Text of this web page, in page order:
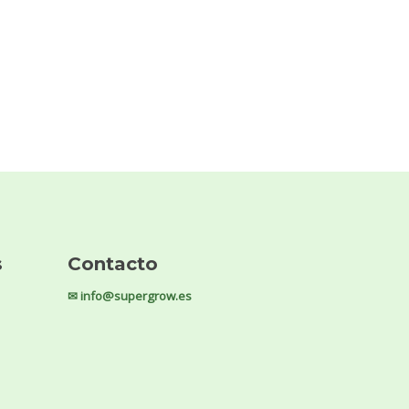
Contacto
✉ info@supergrow.es